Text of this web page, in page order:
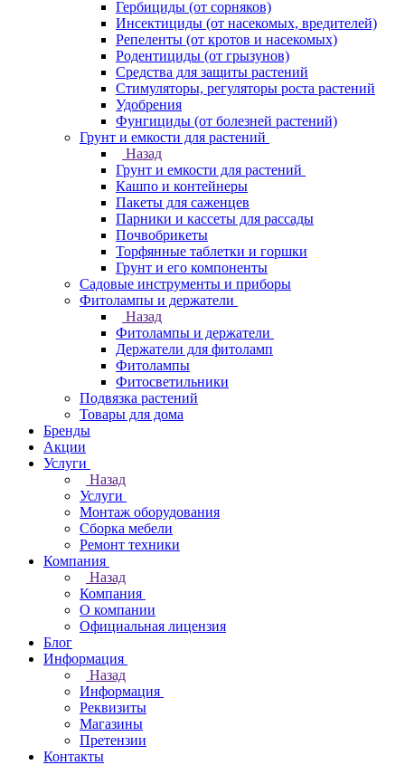
Гербициды (от сорняков)
Инсектициды (от насекомых, вредителей)
Репеленты (от кротов и насекомых)
Родентициды (от грызунов)
Средства для защиты растений
Стимуляторы, регуляторы роста растений
Удобрения
Фунгициды (от болезней растений)
Грунт и емкости для растений
Назад
Грунт и емкости для растений
Кашпо и контейнеры
Пакеты для саженцев
Парники и кассеты для рассады
Почвобрикеты
Торфянные таблетки и горшки
Грунт и его компоненты
Садовые инструменты и приборы
Фитолампы и держатели
Назад
Фитолампы и держатели
Держатели для фитоламп
Фитолампы
Фитосветильники
Подвязка растений
Товары для дома
Бренды
Акции
Услуги
Назад
Услуги
Монтаж оборудования
Сборка мебели
Ремонт техники
Компания
Назад
Компания
О компании
Официальная лицензия
Блог
Информация
Назад
Информация
Реквизиты
Магазины
Претензии
Контакты